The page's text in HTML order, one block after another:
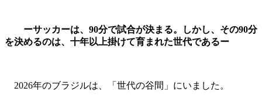
ーサッカーは、90分で試合が決まる。しかし、その90分
を決めるのは、十年以上掛けて育まれた世代であるー
2026年のブラジルは、「世代の谷間」にいました。